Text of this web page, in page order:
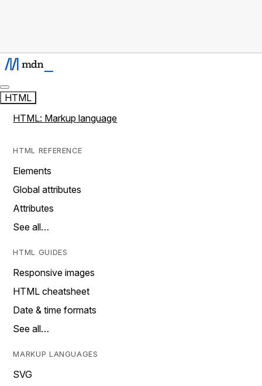
HTML
HTML: Markup language
HTML REFERENCE
Elements
Global attributes
Attributes
See all…
HTML GUIDES
Responsive images
HTML cheatsheet
Date & time formats
See all…
MARKUP LANGUAGES
SVG